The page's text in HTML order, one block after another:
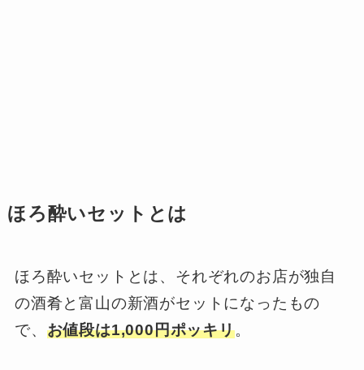
ほろ酔いセットとは
ほろ酔いセットとは、それぞれのお店が独自
の酒肴と富山の新酒がセットになったもの
で、 お値段は1,000円ポッキリ。